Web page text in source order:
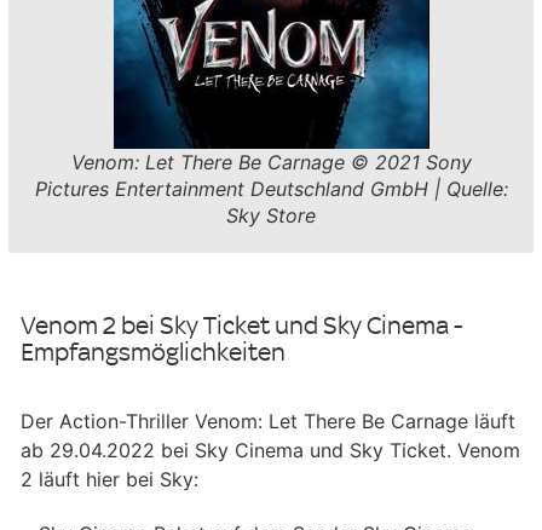
Venom: Let There Be Carnage © 2021 Sony
Pictures Entertainment Deutschland GmbH | Quelle:
Sky Store
Venom 2 bei Sky Ticket und Sky Cinema -
Empfangsmöglichkeiten
Der Action-Thriller Venom: Let There Be Carnage läuft
ab 29.04.2022 bei Sky Cinema und Sky Ticket. Venom
2 läuft hier bei Sky: